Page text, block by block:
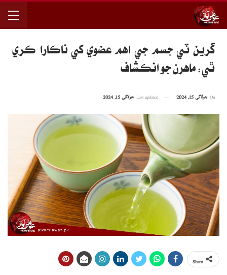
گرين ٽي جسم جي اهم عضوي کي ناڪارا ڪري
ٿي: ماهرن جو انڪشاف
جولائی 15, 2024 جولائی 15, 2024